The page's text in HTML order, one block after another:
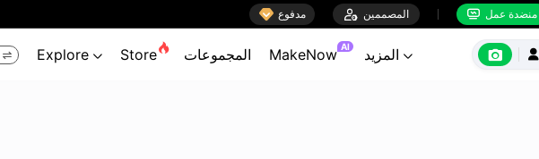
 مدفوع  المصممين  منضدة عمل
 Explore  Store المجموعات MakeNow AI
  